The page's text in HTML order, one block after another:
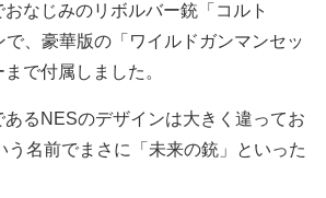
なじみのリボルバー銃「コルト
、豪華版の「ワイルドガンマンセッ
で付属しました。
るNESのデザインは大きく違ってお
う名前でまさに「未来の銃」といった